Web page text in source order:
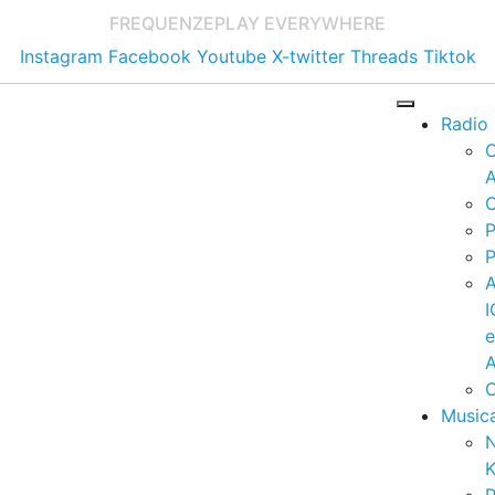
FREQUENZEPLAY EVERYWHERE
Instagram Facebook Youtube X-twitter Threads Tiktok
Radio
e